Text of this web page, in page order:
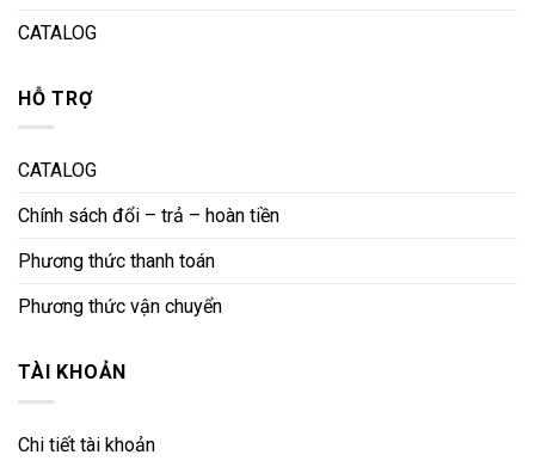
CATALOG
HỖ TRỢ
CATALOG
Chính sách đổi – trả – hoàn tiền
Phương thức thanh toán
Phương thức vận chuyển
TÀI KHOẢN
Chi tiết tài khoản